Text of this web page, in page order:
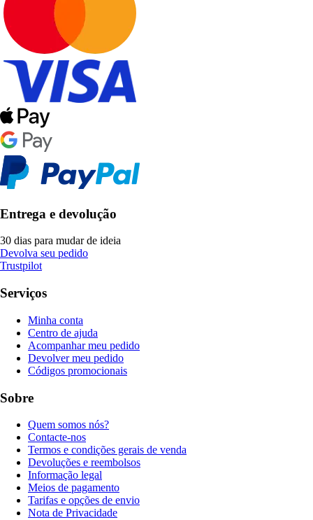
Entrega e devolução
30 dias para mudar de ideia
Devolva seu pedido
Trustpilot
Serviços
Minha conta
Centro de ajuda
Acompanhar meu pedido
Devolver meu pedido
Códigos promocionais
Sobre
Quem somos nós?
Contacte-nos
Termos e condições gerais de venda
Devoluções e reembolsos
Informação legal
Meios de pagamento
Tarifas e opções de envio
Nota de Privacidade